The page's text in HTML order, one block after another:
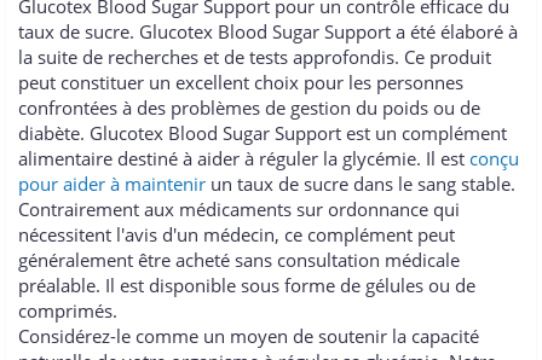
Glucotex Blood Sugar Support pour un contrôle efficace du
taux de sucre. Glucotex Blood Sugar Support a été élaboré à
la suite de recherches et de tests approfondis. Ce produit
peut constituer un excellent choix pour les personnes
confrontées à des problèmes de gestion du poids ou de
diabète. Glucotex Blood Sugar Support est un complément
alimentaire destiné à aider à réguler la glycémie. Il est conçu
pour aider à maintenir un taux de sucre dans le sang stable.
Contrairement aux médicaments sur ordonnance qui
nécessitent l'avis d'un médecin, ce complément peut
généralement être acheté sans consultation médicale
préalable. Il est disponible sous forme de gélules ou de
comprimés.
Considérez-le comme un moyen de soutenir la capacité